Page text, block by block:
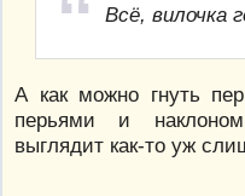
Всё, вилочка
А как можно гнуть
перьями и
выглядит как-то уж